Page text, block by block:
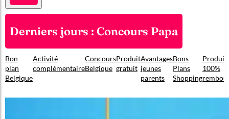
Derniers jours : Concours Papa
Bon
plan
Belgique
Activité
complémentaire
Concours
Belgique
Produit
gratuit
Avantages
jeunes
parents
Bons
Plans
Shopping
Produit
100%